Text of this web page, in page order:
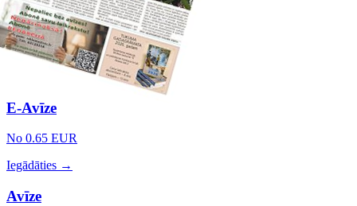
E-Avīze
No 0.65 EUR
Iegādāties →
Avīze